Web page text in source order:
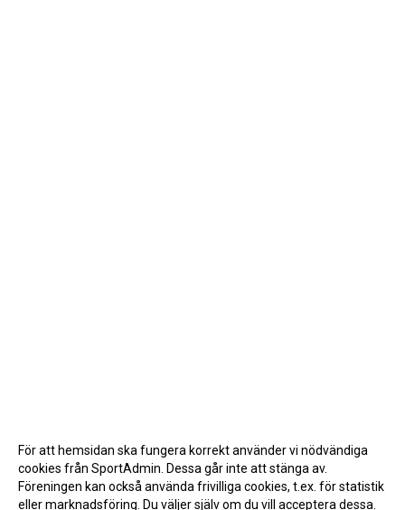
För att hemsidan ska fungera korrekt använder vi nödvändiga
cookies från SportAdmin. Dessa går inte att stänga av.
Föreningen kan också använda frivilliga cookies, t.ex. för statistik
eller marknadsföring. Du väljer själv om du vill acceptera dessa.